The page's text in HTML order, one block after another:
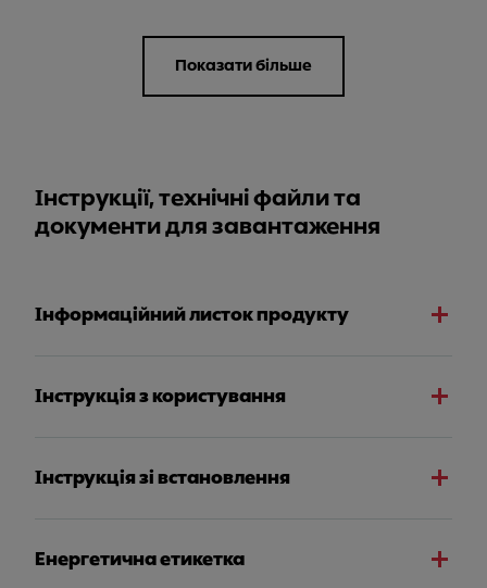
Показати більше
Інструкції, технічні файли та
документи для завантаження
Інформаційний листок продукту
Інструкція з користування
Інструкція зі встановлення
Енергетична етикетка